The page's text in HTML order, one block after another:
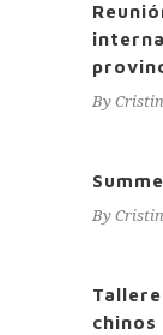
By
By
chinos